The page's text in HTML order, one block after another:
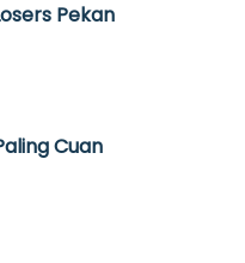
Pekan
Cuan